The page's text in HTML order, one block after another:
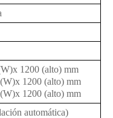
W)x 1200 (alto) mm
(W)x 1200 (alto) mm
(W)x 1200 (alto) mm
automática)